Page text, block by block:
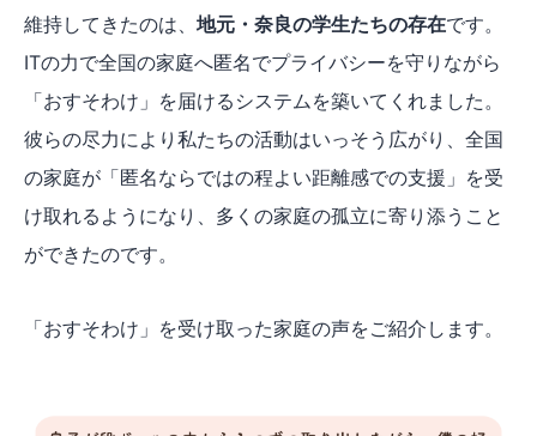
維持してきたのは、 地元・奈良の学生たちの存在です。
ITの力で全国の家庭へ匿名でプライバシーを守りながら
「おすそわけ」を届けるシステムを築いてくれました。
彼らの尽力により私たちの活動はいっそう広がり、全国
の家庭が「匿名ならではの程よい距離感での支援」を受
け取れるようになり、多くの家庭の孤立に寄り添うこと
ができたのです。
「おすそわけ」を受け取った家庭の声をご紹介します。